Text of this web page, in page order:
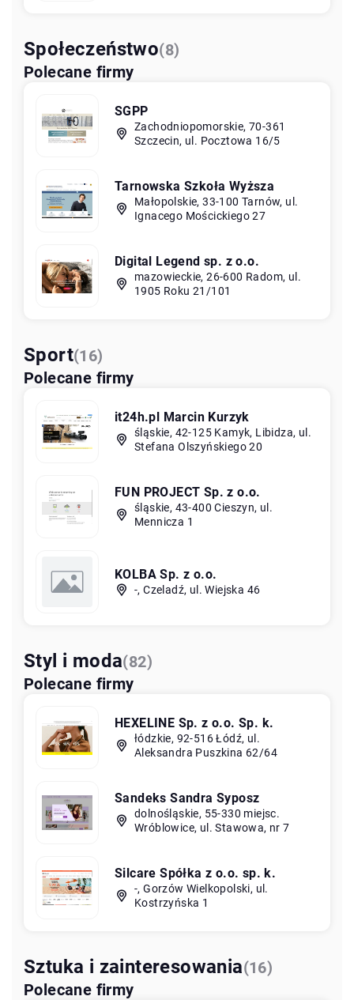
Społeczeństwo(8)
Polecane firmy
SGPP
Zachodniopomorskie, 70-361
Szczecin, ul. Pocztowa 16/5
Tarnowska Szkoła Wyższa
Małopolskie, 33-100 Tarnów, ul.
Ignacego Mościckiego 27
Digital Legend sp. z o.o.
mazowieckie, 26-600 Radom, ul.
1905 Roku 21/101
Sport(16)
Polecane firmy
it24h.pl Marcin Kurzyk
śląskie, 42-125 Kamyk, Libidza, ul.
Stefana Olszyńskiego 20
FUN PROJECT Sp. z o.o.
śląskie, 43-400 Cieszyn, ul.
Mennicza 1
KOLBA Sp. z o.o.
-, Czeladź, ul. Wiejska 46
Styl i moda(82)
Polecane firmy
HEXELINE Sp. z o.o. Sp. k.
łódzkie, 92-516 Łódź, ul.
Aleksandra Puszkina 62/64
Sandeks Sandra Syposz
dolnośląskie, 55-330 miejsc.
Wróblowice, ul. Stawowa, nr 7
Silcare Spółka z o.o. sp. k.
-, Gorzów Wielkopolski, ul.
Kostrzyńska 1
Sztuka i zainteresowania(16)
Polecane firmy